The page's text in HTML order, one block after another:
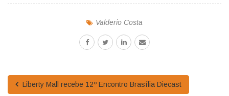
Valderio Costa
Liberty Mall recebe 12º Encontro Brasília Diecast